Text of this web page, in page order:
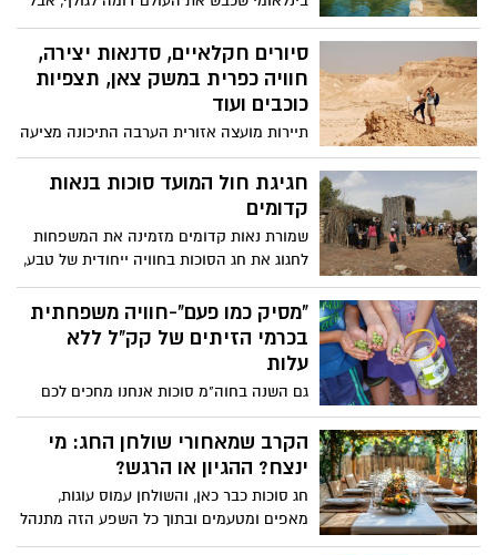
על דרבוקות ועוד.
עם דיסק מעופף במקום כדור ומקל.המטרה
לפגוע בסל מתכת במספר הזריקות המועט
ביותר. פשוט, מהנה ומתאים לכולם! בואו
לגלות חוויה ספורטיבית ייחודית בלב הטבע
משחק מאתגר ומהנה לכל גיל.
סיורים חקלאיים, סדנאות יצירה,
חוויה כפרית במשק צאן, תצפיות
כוכבים ועוד
תיירות מועצה אזורית הערבה התיכונה מציעה
בחג הסוכות, לחוות את קסם המדבר וליהנות
ממגוון פעילויות, אטרקציות, וסדנאות לכל
המשפחה- סיורי שטח, תצפיות כוכבים,
אמנות, ועוד, ובאתרי הלינה והקולינריה
חגיגת חול המועד סוכות בנאות
קדומים
שמורת נאות קדומים מזמינה את המשפחות
לחגוג את חג הסוכות בחוויה ייחודית של טבע,
תרבות ושפע ארץ־ישראלי
"מסיק כמו פעם"-חוויה משפחתית
בכרמי הזיתים של קק"ל ללא
עלות
גם השנה בחוה"מ סוכות אנחנו מחכים לכם
עם מסיק זיתים חוויתי לכל המשפחה ביערות
קק"ל. הפעילות כוללת: מסיק זיתים, סיור
מודרך, סדנאות יצירה, הפעלות לילדים
הקרב שמאחורי שולחן החג: מי
ינצח? ההגיון או הרגש?
חג סוכות כבר כאן, והשולחן עמוס עוגות,
מאפים ומטעמים ובתוך כל השפע הזה מתנהל
קרב בלתי נראה: המוח ההגיוני מול מוח